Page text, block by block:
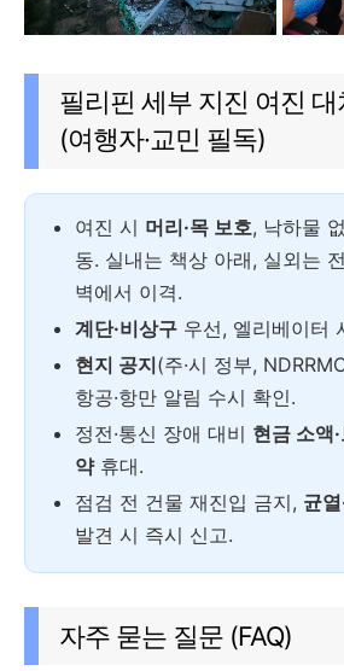
필리핀 세부 지진 여진 대
(여행자·교민 필독)
여진 시 머리·목 보호, 낙하물
동. 실내는 책상 아래, 실외는
벽에서 이격.
계단·비상구 우선, 엘리베이터
현지 공지(주·시 정부,
항공·항만 알림 수시 확인.
정전·통신 장애 대비 현금 소액
약휴대.
점검 전 건물 재진입 금지, 균
발견 시 즉시 신고.
자주 묻는 질문 (FAQ)